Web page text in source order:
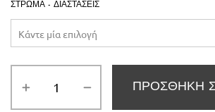
ΣΤΡΏΜΑ - ΔΙΑΣΤΆΣΕΙΣ
ΠΡΟΣΘΉΚΗ